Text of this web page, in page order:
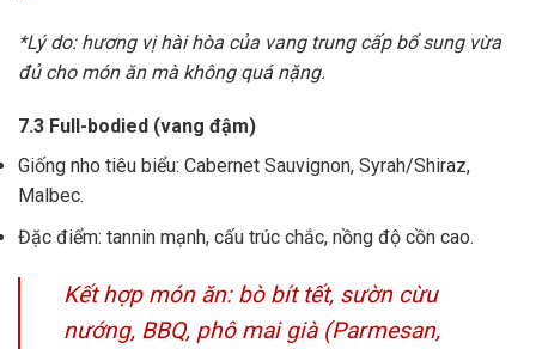
*Lý do: hương vị hài hòa của vang trung cấp bổ sung vừa
đủ cho món ăn mà không quá nặng.
7.3 Full-bodied (vang đậm)
Giống nho tiêu biểu: Cabernet Sauvignon, Syrah/Shiraz,
Malbec.
Đặc điểm: tannin mạnh, cấu trúc chắc, nồng độ cồn cao.
Kết hợp món ăn: bò bít tết, sườn cừu
nướng, BBQ, phô mai già (Parmesan,